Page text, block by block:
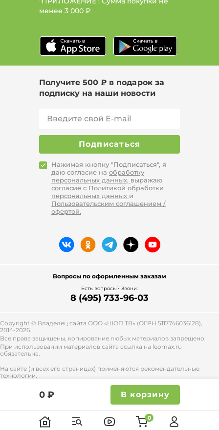
0
0 ₽ В корзину
менее 3 000 ₽
Получите 500 ₽ в подарок за
подписку на наши новости
Подписаться
Нажимая кнопку "Подписаться", я
даю согласие на обработку
персональных данных, выражаю
согласие с Политикой обработки
персональных данных и
Пользовательским соглашением /
офертой.
Вопросы по оформленным заказам
Есть вопросы? Звони:
8 (495) 733-96-03
Copyright © Владелец сайта ООО «ШОП ТВ» (ОГРН 5117746036128),
2014-2026.
Все права защищены, копирование любых материалов запрещено.
При использовании материалов сайта ссылка на leomax.ru
обязательна.
На сайте (и всех его страницах) применяются рекомендательные
технологии.